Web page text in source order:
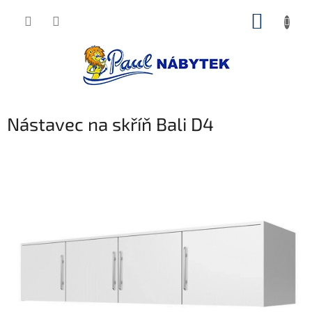
Nástavec na skříň Bali D4